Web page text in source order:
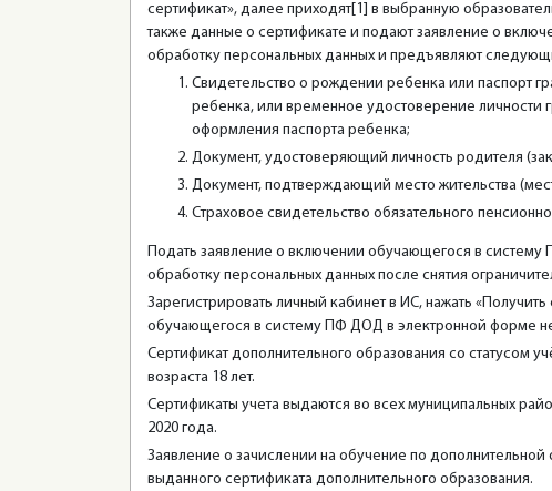
сертификат», далее приходят[1] в выбранную
также данные о сертификате и подают заявление о
обработку персональных данных и предъявляют
Свидетельство о рождении ребенка или паспорт
ребенка, или временное удостоверение
оформления паспорта ребенка;
Документ, удостоверяющий личность родителя
Документ, подтверждающий место жительства
Страховое свидетельство обязательного
Подать заявление о включении обучающегося в
обработку персональных данных после снятия
Зарегистрировать личный кабинет в ИС, нажать
обучающегося в систему ПФ ДОД в электронной форме
Сертификат дополнительного образования со статусом
возраста 18 лет.
Сертификаты учета выдаются во всех муниципальных
2020 года.
Заявление о зачислении на обучение по
выданного сертификата дополнительного образования.